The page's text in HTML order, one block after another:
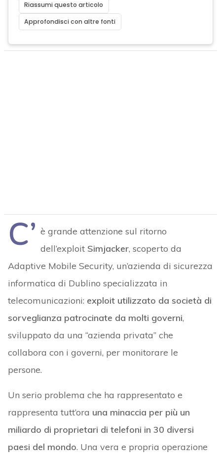
Riassumi questo articolo
Approfondisci con altre fonti
C’ è grande attenzione sul ritorno
dell’exploit Simjacker, scoperto da
Adaptive Mobile Security, un’azienda di sicurezza
informatica di Dublino specializzata in
telecomunicazioni: exploit utilizzato da società di
sorveglianza patrocinate da molti governi,
sviluppato da una “azienda privata” che
collabora con i governi, per monitorare le
persone.
Un serio problema che ha rappresentato e
rappresenta tutt’ora una minaccia per più un
miliardo di proprietari di telefoni in 30 diversi
paesi del mondo. Una vera e propria operazione